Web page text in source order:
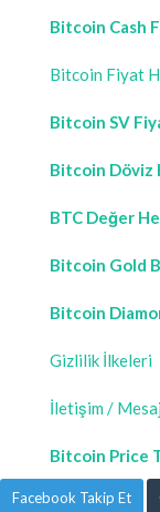
Bitcoin Cash
Bitcoin Fiyat
Bitcoin SV
Bitcoin Döviz
BTC Değer
Bitcoin Gold
Bitcoin
Gizlilik İlkeleri
İletişim /
Bitcoin Price
Facebook Takip Et